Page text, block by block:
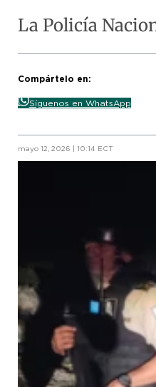
La Policía
Compártelo en:
Síguenos en WhatsApp
mayo 12, 2026 | 10:14 ECT